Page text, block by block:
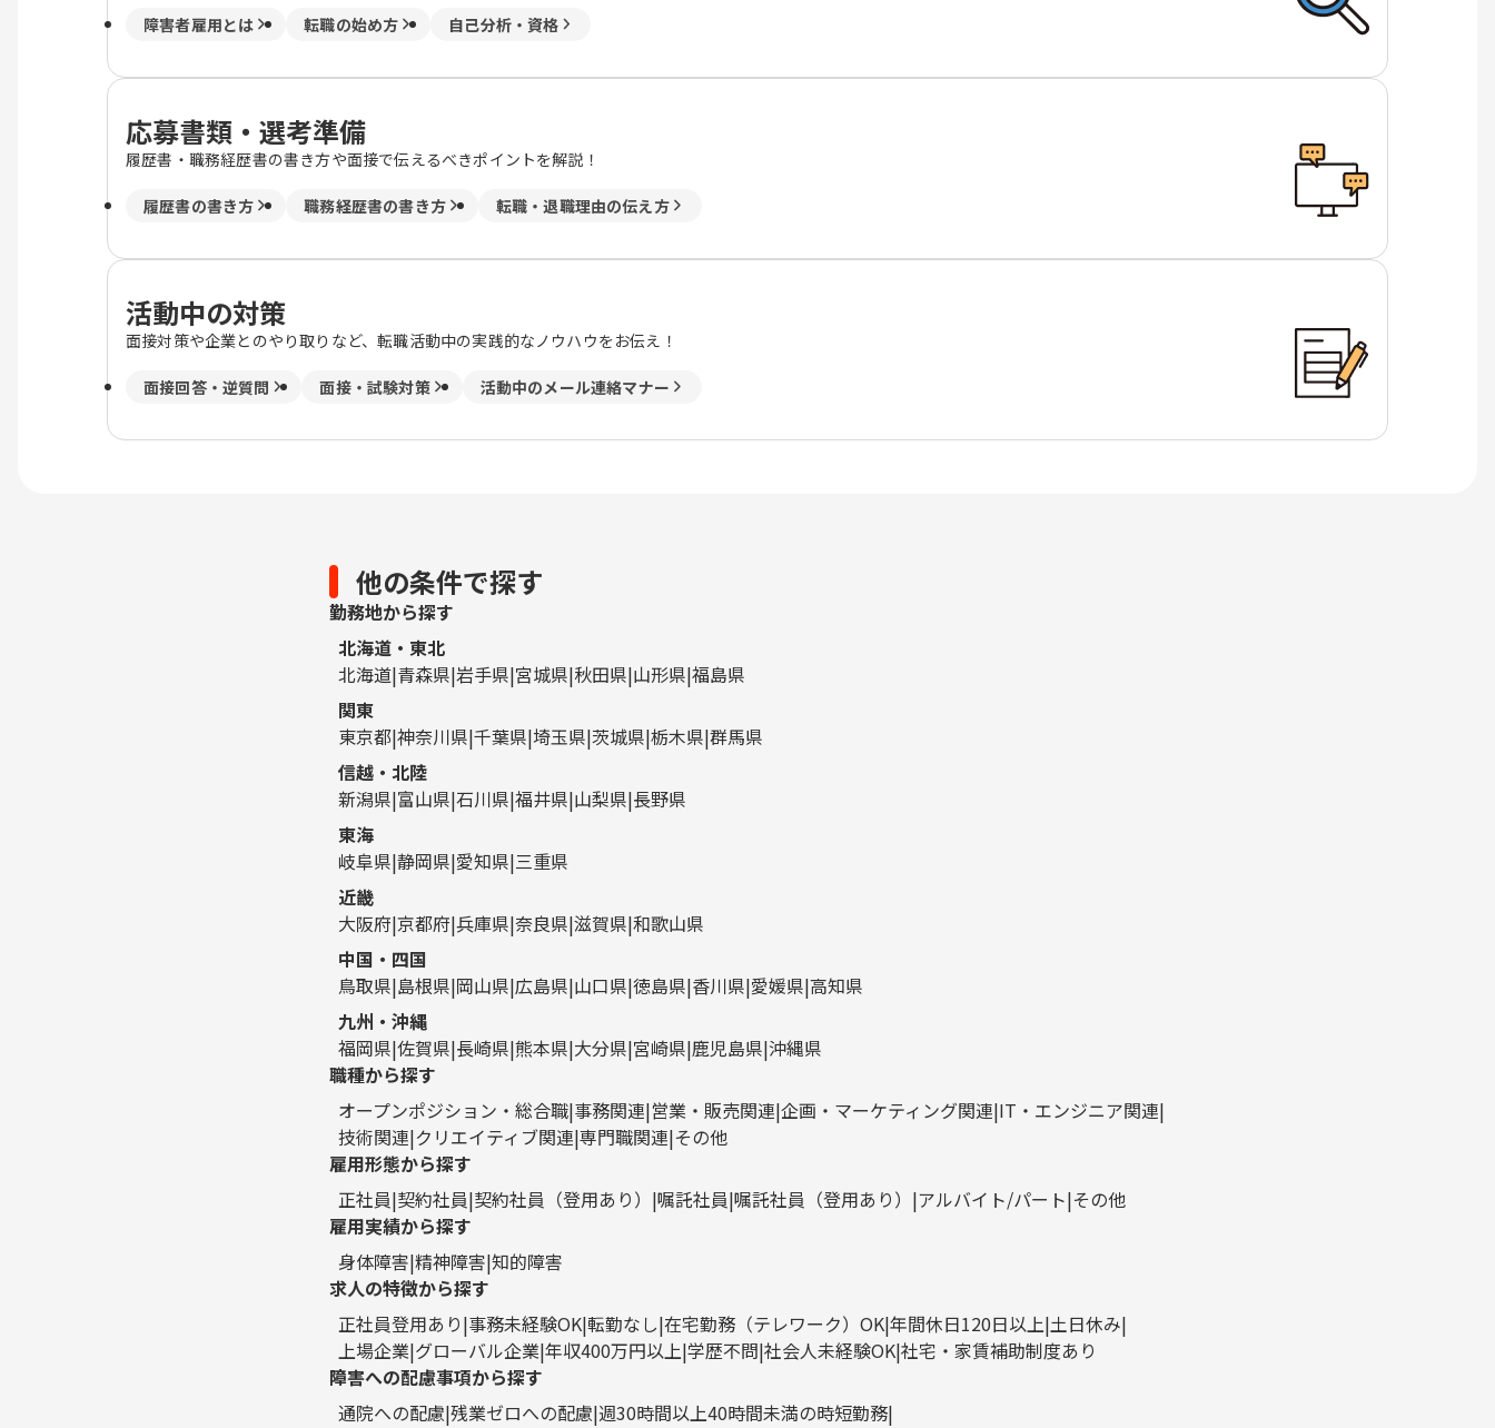
障害者雇用とは 転職の始め方 自己分析・資格
応募書類・選考準備
履歴書・職務経歴書の書き方や面接で伝えるべきポイントを解説！
履歴書の書き方 職務経歴書の書き方 転職・退職理由の伝え方
活動中の対策
面接対策や企業とのやり取りなど、転職活動中の実践的なノウハウをお伝え！
面接回答・逆質問 面接・試験対策 活動中のメール連絡マナー
他の条件で探す
勤務地から探す
北海道・東北
北海道 青森県 岩手県 宮城県 秋田県 山形県 福島県
関東
東京都 神奈川県 千葉県 埼玉県 茨城県 栃木県 群馬県
信越・北陸
新潟県 富山県 石川県 福井県 山梨県 長野県
東海
岐阜県 静岡県 愛知県 三重県
近畿
大阪府 京都府 兵庫県 奈良県 滋賀県 和歌山県
中国・四国
鳥取県 島根県 岡山県 広島県 山口県 徳島県 香川県 愛媛県 高知県
九州・沖縄
福岡県 佐賀県 長崎県 熊本県 大分県 宮崎県 鹿児島県 沖縄県
職種から探す
オープンポジション・総合職 事務関連 営業・販売関連 企画・マーケティング関連 IT・エンジニア関連
技術関連 クリエイティブ関連 専門職関連 その他
雇用形態から探す
正社員 契約社員 契約社員（登用あり） 嘱託社員 嘱託社員（登用あり） アルバイト/パート その他
雇用実績から探す
身体障害 精神障害 知的障害
求人の特徴から探す
正社員登用あり 事務未経験OK 転勤なし 在宅勤務（テレワーク）OK 年間休日120日以上 土日休み
上場企業 グローバル企業 年収400万円以上 学歴不問 社会人未経験OK 社宅・家賃補助制度あり
障害への配慮事項から探す
通院への配慮 残業ゼロへの配慮 週30時間以上40時間未満の時短勤務